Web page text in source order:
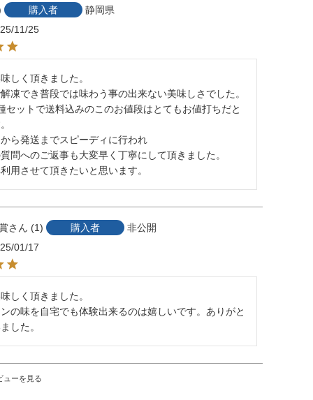
購入者
静岡県
11/25
しく頂きました。
凍でき普段では味わう事の出来ない美味しさでした。
セットで送料込みのこのお値段はとてもお値打ちだと
ら発送までスピーディに行われ
問へのご返事も大変早く丁寧にして頂きました。
用させて頂きたいと思います。
1 購入者
非公開
01/17
しく頂きました。
の味を自宅でも体験出来るのは嬉しいです。ありがと
した。
ューを見る